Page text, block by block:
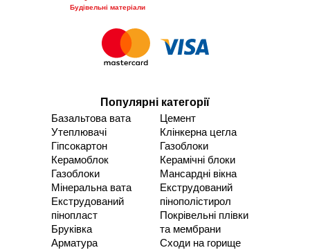
Будівельні матеріали
Популярні категорії
Базальтова вата
Утеплювачі
Гіпсокартон
Керамоблок
Газоблоки
Мінеральна вата
Екструдований
пінопласт
Бруківка
Арматура
Цемент
Клінкерна цегла
Газоблоки
Керамічні блоки
Мансардні вікна
Екструдований
пінополістирол
Покрівельні плівки
та мембрани
Сходи на горище